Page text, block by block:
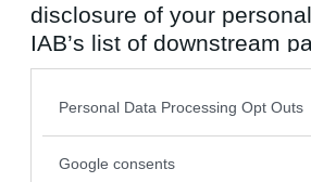
disclosure of your
IAB’s list of downstream
also be disclosed by us
Downstream Participants
Please note that this
Personal Data Processing Opt Outs
Google consents
Antal inlägg: 67
Antal inlägg: